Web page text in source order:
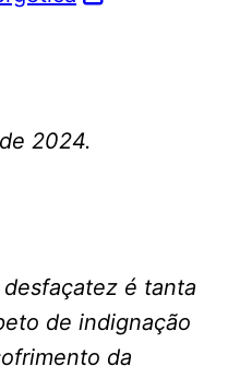
2024.
é tanta
de indignação
da